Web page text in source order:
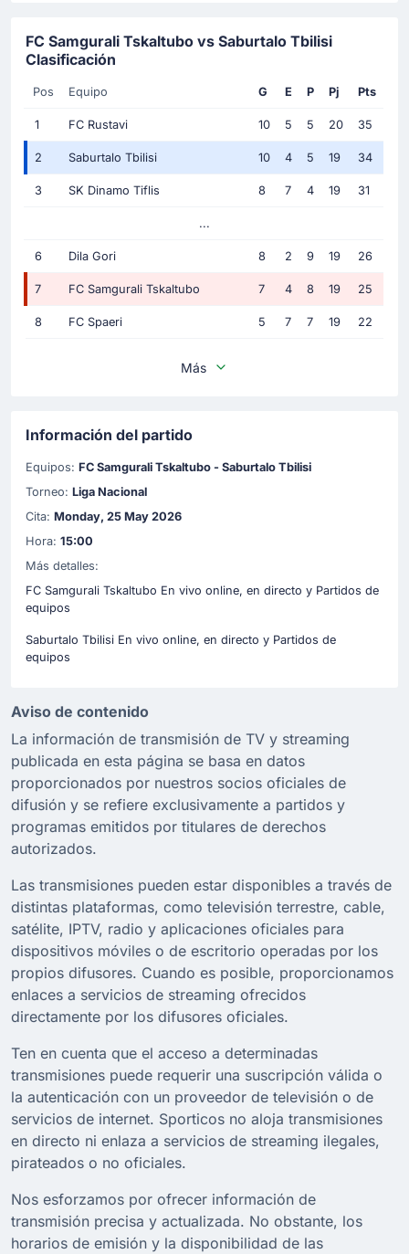
FC Samgurali Tskaltubo vs Saburtalo Tbilisi
Clasificación
Pos Equipo G E P Pj Pts
1 FC Rustavi 10 5 5 20 35
2 Saburtalo Tbilisi 10 4 5 19 34
3 SK Dinamo Tiflis 8 7 4 19 31
...
6 Dila Gori 8 2 9 19 26
7 FC Samgurali Tskaltubo 7 4 8 19 25
8 FC Spaeri 5 7 7 19 22
Más
Información del partido
Equipos: FC Samgurali Tskaltubo - Saburtalo Tbilisi
Torneo: Liga Nacional
Cita: Monday, 25 May 2026
Hora: 15:00
Más detalles:
FC Samgurali Tskaltubo En vivo online, en directo y Partidos de
equipos
Saburtalo Tbilisi En vivo online, en directo y Partidos de
equipos
Aviso de contenido
La información de transmisión de TV y streaming
publicada en esta página se basa en datos
proporcionados por nuestros socios oficiales de
difusión y se refiere exclusivamente a partidos y
programas emitidos por titulares de derechos
autorizados.
Las transmisiones pueden estar disponibles a través de
distintas plataformas, como televisión terrestre, cable,
satélite, IPTV, radio y aplicaciones oficiales para
dispositivos móviles o de escritorio operadas por los
propios difusores. Cuando es posible, proporcionamos
enlaces a servicios de streaming ofrecidos
directamente por los difusores oficiales.
Ten en cuenta que el acceso a determinadas
transmisiones puede requerir una suscripción válida o
la autenticación con un proveedor de televisión o de
servicios de internet. Sporticos no aloja transmisiones
en directo ni enlaza a servicios de streaming ilegales,
pirateados o no oficiales.
Nos esforzamos por ofrecer información de
transmisión precisa y actualizada. No obstante, los
horarios de emisión y la disponibilidad de las